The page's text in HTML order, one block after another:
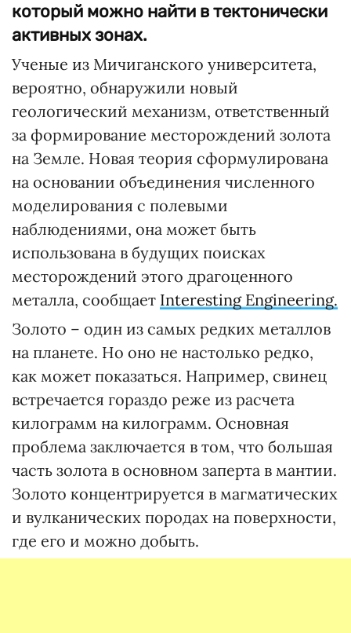
который можно найти в тектонически
активных зонах.
Ученые из Мичиганского университета,
вероятно, обнаружили новый
геологический механизм, ответственный
за формирование месторождений золота
на Земле. Новая теория сформулирована
на основании объединения численного
моделирования с полевыми
наблюдениями, она может быть
использована в будущих поисках
месторождений этого драгоценного
металла, сообщает Interesting Engineering.
Золото – один из самых редких металлов
на планете. Но оно не настолько редко,
как может показаться. Например, свинец
встречается гораздо реже из расчета
килограмм на килограмм. Основная
проблема заключается в том, что большая
часть золота в основном заперта в мантии.
Золото концентрируется в магматических
и вулканических породах на поверхности,
где его и можно добыть.